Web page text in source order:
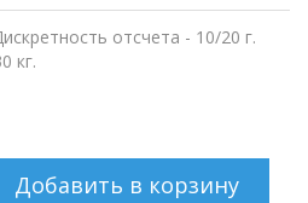
отсчета - 10/20 г.
кг.
Добавить в корзину